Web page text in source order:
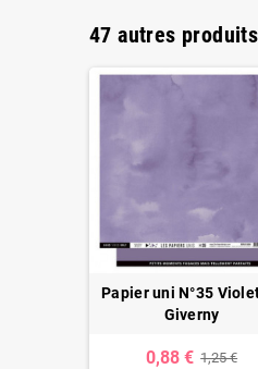
47 autres
Papier uni N°35
Giverny
0,88 € 1,25 €